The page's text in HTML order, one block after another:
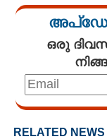
ഒരു
RELATED NEWS